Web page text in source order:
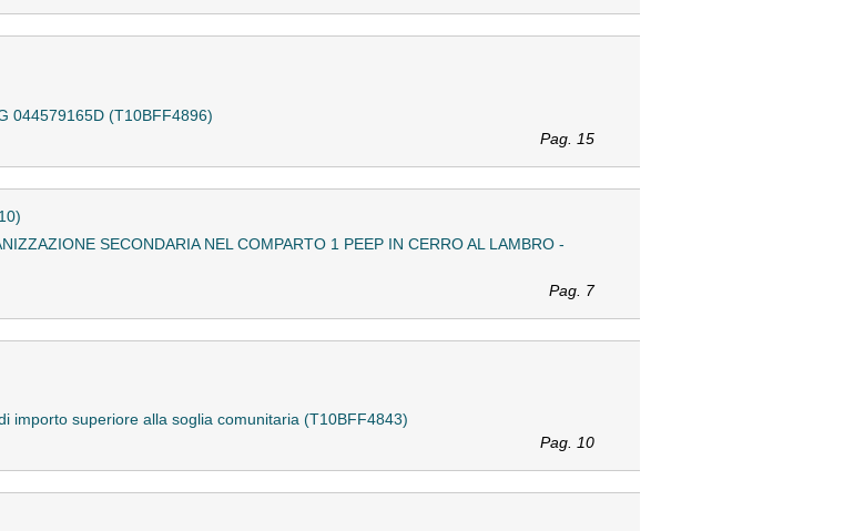
044579165D (T10BFF4896)
Pag. 15
SECONDARIA NEL COMPARTO 1 PEEP IN CERRO AL LAMBRO -
Pag. 7
importo superiore alla soglia comunitaria (T10BFF4843)
Pag. 10